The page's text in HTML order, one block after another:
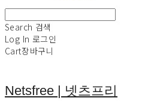
Search 검색
Log In 로그인
Cart장바구니
Netsfree | 넷츠프리